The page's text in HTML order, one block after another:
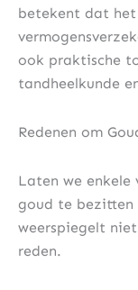
betekent dat
ook praktische
tandheelkunde
Redenen om
Laten we enkele
goud te bezitten
weerspiegelt
reden.